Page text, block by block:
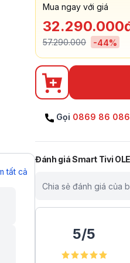
tất cả
Mua ngay với giá
57.290.000 -44%
Gọi 0869 86
Đánh giáSmart Tivi
Chia sẻ đánh giá của
5/5